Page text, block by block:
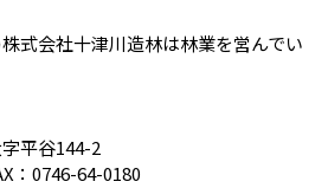
式会社十津川造林は林業を営んでい
平谷144-2
：0746-64-0180